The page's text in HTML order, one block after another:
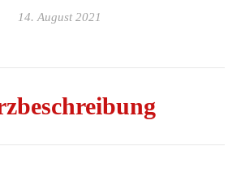
14. August 2021